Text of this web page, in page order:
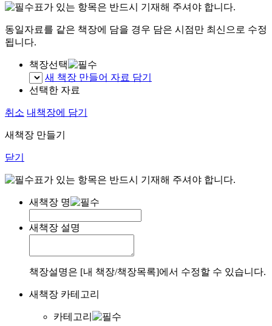
표가 있는 항목은 반드시 기재해 주셔야 합니다.
동일자료를 같은 책장에 담을 경우 담은 시점만 최신으로 수정
됩니다.
책장선택
새 책장 만들어 자료 담기
선택한 자료
취소 내책장에 담기
새책장 만들기
닫기
표가 있는 항목은 반드시 기재해 주셔야 합니다.
새책장 명
새책장 설명
책장설명은 [내 책장/책장목록]에서 수정할 수 있습니다.
새책장 카테고리
카테고리